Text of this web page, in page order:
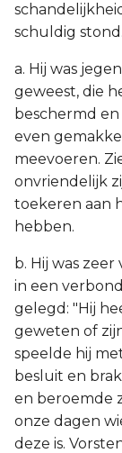
schuldig stond.
a. Hij was
geweest, die
beschermd
even
meevoeren.
onvriendelijk
toekeren aan
hebben.
b. Hij was
in een
gelegd: "Hij
geweten of
speelde hij
besluit en brak
en beroemde
onze dagen
deze is.